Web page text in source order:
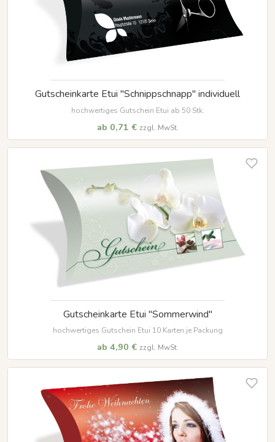
Gutscheinkarte Etui "Schnippschnapp" individuell
hochwertiges Gutschein Etui ab 50 Stk.
ab 0,71 € zzgl. MwSt.
Gutscheinkarte Etui "Sommerwind"
hochwertiges Gutschein Etui 10 Karten je Packung
ab 4,90 € zzgl. MwSt.